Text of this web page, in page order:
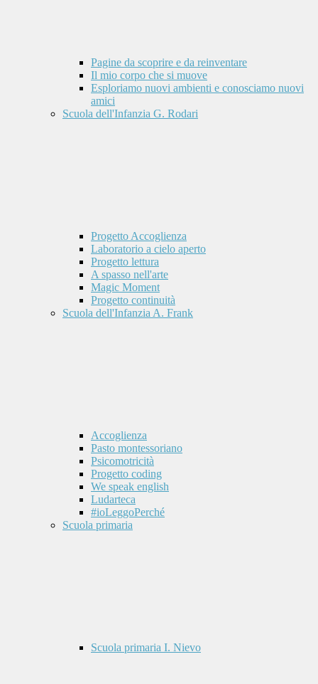
Pagine da scoprire e da reinventare
Il mio corpo che si muove
Esploriamo nuovi ambienti e conosciamo nuovi
amici
Scuola dell'Infanzia G. Rodari
Progetto Accoglienza
Laboratorio a cielo aperto
Progetto lettura
A spasso nell'arte
Magic Moment
Progetto continuità
Scuola dell'Infanzia A. Frank
Accoglienza
Pasto montessoriano
Psicomotricità
Progetto coding
We speak english
Ludarteca
#ioLeggoPerché
Scuola primaria
Scuola primaria I. Nievo